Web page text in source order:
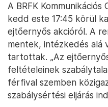
A BRFK
kedd este 17:45 körül
ejtőernyős akcióról. A
mentek, intézkedés alá
tartottak. „Az
feltételeinek
férfival szemben
szabálysértési eljárás